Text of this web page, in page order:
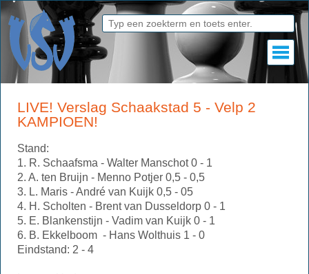
LIVE! Verslag Schaakstad 5 - Velp 2
KAMPIOEN!
Stand:
1. R. Schaafsma - Walter Manschot 0 - 1
2. A. ten Bruijn - Menno Potjer 0,5 - 0,5
3. L. Maris - André van Kuijk 0,5 - 05
4. H. Scholten - Brent van Dusseldorp 0 - 1
5. E. Blankenstijn - Vadim van Kuijk 0 - 1
6. B. Ekkelboom - Hans Wolthuis 1 - 0
Eindstand: 2 - 4